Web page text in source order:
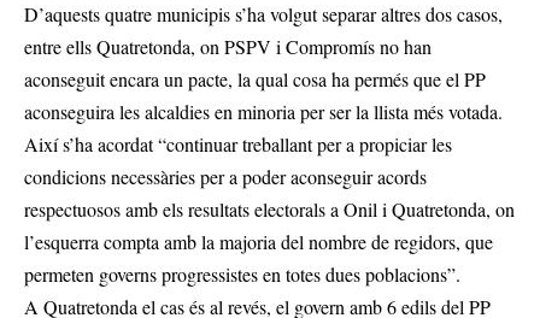
D’aquests quatre municipis s’ha volgut separar altres dos casos,
entre ells Quatretonda, on PSPV i Compromís no han
aconseguit encara un pacte, la qual cosa ha permés que el PP
aconseguira les alcaldies en minoria per ser la llista més votada.
Així s’ha acordat “continuar treballant per a propiciar les
condicions necessàries per a poder aconseguir acords
respectuosos amb els resultats electorals a Onil i Quatretonda, on
l’esquerra compta amb la majoria del nombre de regidors, que
permeten governs progressistes en totes dues poblacions”.
A Quatretonda el cas és al revés, el govern amb 6 edils del PP